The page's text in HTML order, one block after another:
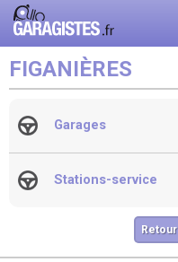
FIGANIÈRES
Garages
Stations-service
Retour